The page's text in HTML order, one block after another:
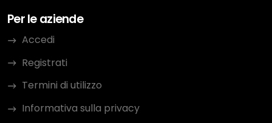
Per le aziende
Accedi
Registrati
Termini di utilizzo
Informativa sulla privacy